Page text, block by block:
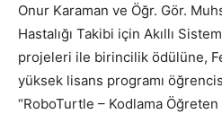
Onur Karaman ve Öğr. Gör.
Hastalığı Takibi için Akıllı
projeleri ile birincilik ödülüne,
yüksek lisans programı
“RoboTurtle – Kodlama